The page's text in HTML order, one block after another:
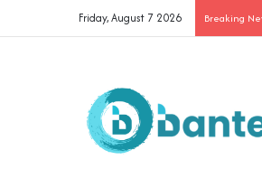
Friday, August 7 2026 Breaking